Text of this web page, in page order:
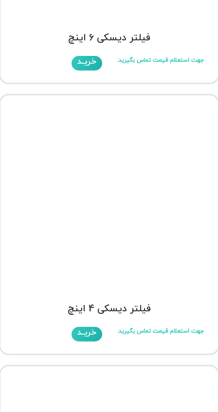
فیلتر دیسکی 6 اینچ
جهت استعلام قیمت تماس بگیرید. خریـد
فیلتر دیسکی 4 اینچ
جهت استعلام قیمت تماس بگیرید. خریـد